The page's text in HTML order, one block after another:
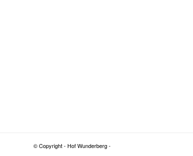
© Copyright - Hof Wunderberg -